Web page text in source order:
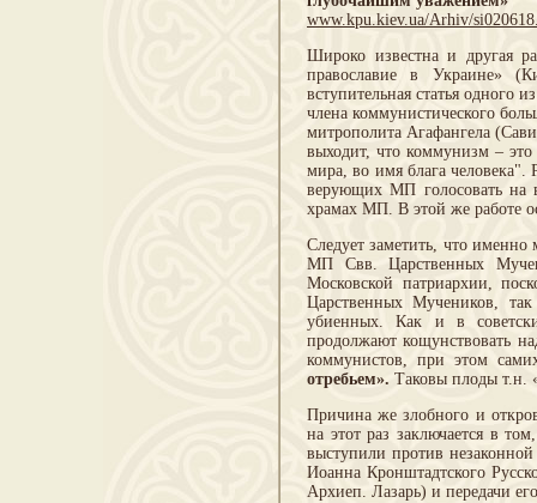
www.kpu.kiev.ua/Arhiv/
Широко известна и другая
православие в Украине»
вступительная статья
члена коммунистического
митрополита Агафангела
выходит, что коммунизм –
мира, во имя блага
верующих МП голосовать на
храмах МП. В этой же работе
Следует заметить, что
МП Свв. Царственных
Московской патриархии,
Царственных Мучеников,
убиенных. Как и в
продолжают кощунствовать
коммунистов, при этом
отребьем». Таковы плоды т.н.
Причина же злобного и
на этот раз заключается в
выступили против
Иоанна Кронштадтского
Архиеп. Лазарь) и передачи